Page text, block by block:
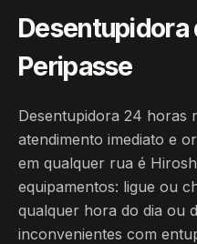
Desentupidora
Peripasse
Desentupidora 24 horas
atendimento imediato e
em qualquer rua é
equipamentos: ligue ou
qualquer hora do dia ou
inconvenientes com